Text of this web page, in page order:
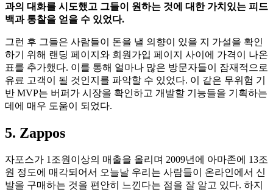
과의 대화를 시도했고 그들이 원하는 것에 대한 가치있는 피드
백과 통찰을 얻을 수 있었다.
그런 후 그들은 사람들이 돈을 낼 의향이 있을 지 가설을 확인
하기 위해 랜딩 페이지와 회원가입 페이지 사이에 가격이 나온
표를 추가했다. 이를 통해 얼마나 많은 방문자들이 잠재적으로
유료 고객이 될 것인지를 파악할 수 있었다. 이 같은 무위험 기
반 MVP는 버퍼가 시장을 확인하고 개발할 기능들을 기획하는
데에 매우 도움이 되었다.
5. Zappos
자포스가 1조원이상의 매출을 올리며 2009년에 아마존에 13조
원 정도에 매각되어서 오늘날 우리는 사람들이 온라인에서 신
발을 구매하는 것을 편안히 느낀다는 점을 잘 알고 있다. 하지